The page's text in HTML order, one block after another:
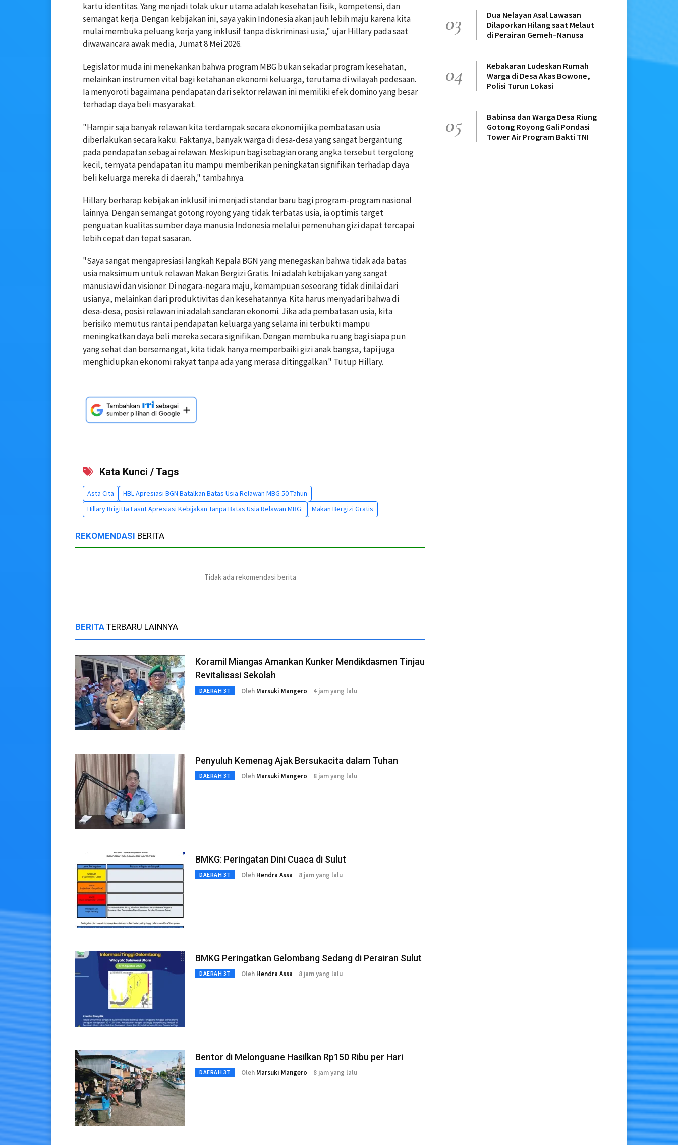
kartu identitas. Yang menjadi tolak ukur utama adalah kesehatan fisik, kompetensi, dan
semangat kerja. Dengan kebijakan ini, saya yakin Indonesia akan jauh lebih maju karena kita
mulai membuka peluang kerja yang inklusif tanpa diskriminasi usia," ujar Hillary pada saat
diwawancara awak media, Jumat 8 Mei 2026.
Legislator muda ini menekankan bahwa program MBG bukan sekadar program kesehatan,
melainkan instrumen vital bagi ketahanan ekonomi keluarga, terutama di wilayah pedesaan.
Ia menyoroti bagaimana pendapatan dari sektor relawan ini memiliki efek domino yang besar
terhadap daya beli masyarakat.
"Hampir saja banyak relawan kita terdampak secara ekonomi jika pembatasan usia
diberlakukan secara kaku. Faktanya, banyak warga di desa-desa yang sangat bergantung
pada pendapatan sebagai relawan. Meskipun bagi sebagian orang angka tersebut tergolong
kecil, ternyata pendapatan itu mampu memberikan peningkatan signifikan terhadap daya
beli keluarga mereka di daerah," tambahnya.
Hillary berharap kebijakan inklusif ini menjadi standar baru bagi program-program nasional
lainnya. Dengan semangat gotong royong yang tidak terbatas usia, ia optimis target
penguatan kualitas sumber daya manusia Indonesia melalui pemenuhan gizi dapat tercapai
lebih cepat dan tepat sasaran.
"Saya sangat mengapresiasi langkah Kepala BGN yang menegaskan bahwa tidak ada batas
usia maksimum untuk relawan Makan Bergizi Gratis. Ini adalah kebijakan yang sangat
manusiawi dan visioner. Di negara-negara maju, kemampuan seseorang tidak dinilai dari
usianya, melainkan dari produktivitas dan kesehatannya. Kita harus menyadari bahwa di
desa-desa, posisi relawan ini adalah sandaran ekonomi. Jika ada pembatasan usia, kita
berisiko memutus rantai pendapatan keluarga yang selama ini terbukti mampu
meningkatkan daya beli mereka secara signifikan. Dengan membuka ruang bagi siapa pun
yang sehat dan bersemangat, kita tidak hanya memperbaiki gizi anak bangsa, tapi juga
menghidupkan ekonomi rakyat tanpa ada yang merasa ditinggalkan." Tutup Hillary.
Kata Kunci / Tags
Asta Cita
HBL Apresiasi BGN Batalkan Batas Usia Relawan MBG 50 Tahun
Hillary Brigitta Lasut Apresiasi Kebijakan Tanpa Batas Usia Relawan MBG:
Makan Bergizi Gratis
REKOMENDASI BERITA
Tidak ada rekomendasi berita
BERITA TERBARU LAINNYA
Koramil Miangas Amankan Kunker Mendikdasmen Tinjau
Revitalisasi Sekolah
DAERAH 3T Oleh Marsuki Mangero 4 jam yang lalu
Penyuluh Kemenag Ajak Bersukacita dalam Tuhan
DAERAH 3T Oleh Marsuki Mangero 8 jam yang lalu
BMKG: Peringatan Dini Cuaca di Sulut
DAERAH 3T Oleh Hendra Assa 8 jam yang lalu
BMKG Peringatkan Gelombang Sedang di Perairan Sulut
DAERAH 3T Oleh Hendra Assa 8 jam yang lalu
Bentor di Melonguane Hasilkan Rp150 Ribu per Hari
DAERAH 3T Oleh Marsuki Mangero 8 jam yang lalu
03
Dua Nelayan Asal Lawasan
Dilaporkan Hilang saat Melaut
di Perairan Gemeh–Nanusa
04
Kebakaran Ludeskan Rumah
Warga di Desa Akas Bowone,
Polisi Turun Lokasi
05
Babinsa dan Warga Desa Riung
Gotong Royong Gali Pondasi
Tower Air Program Bakti TNI